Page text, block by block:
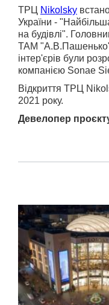
ТРЦ Nikolsky
України -
на будівлі".
ТАМ
інтер'єрів були
компанією Sonae
Відкриття ТРЦ
2021 року.
Девелопер